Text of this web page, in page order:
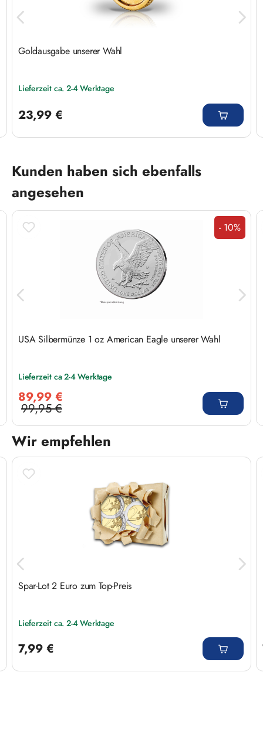
Goldausgabe unserer Wahl
Lieferzeit ca. 2-4 Werktage
23,99 €
Produktgalerie überspringen
Kunden haben sich ebenfalls
angesehen
Rabatt
- 10%
USA Silbermünze 1 oz American Eagle unserer Wahl
Lieferzeit ca 2-4 Werktage
89,99 €
Regulärer Preis:
99,95 €
Wir empfehlen
Produktgalerie überspringen
Spar-Lot 2 Euro zum Top-Preis
Lieferzeit ca. 2-4 Werktage
7,99 €